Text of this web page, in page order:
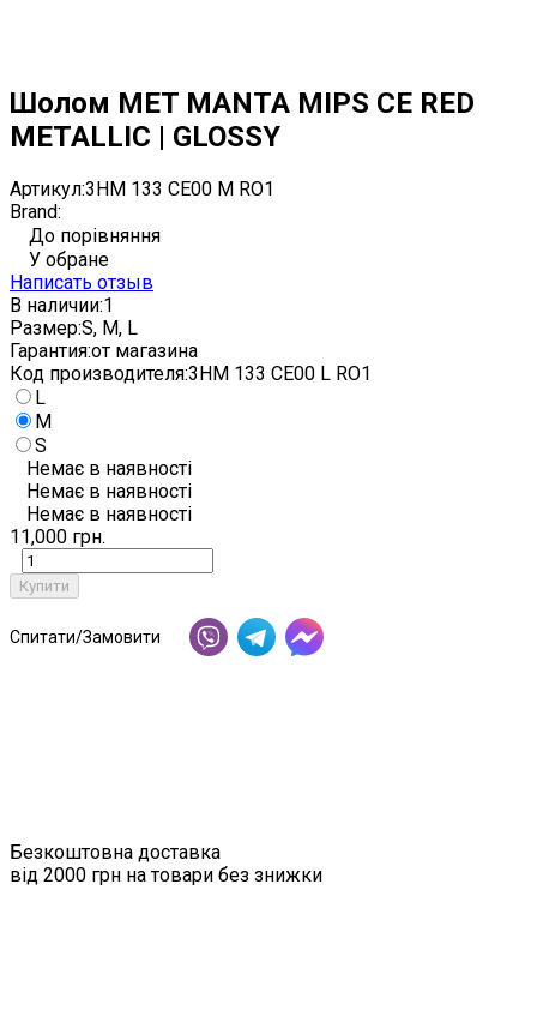
Шолом MET MANTA MIPS CE RED
METALLIC | GLOSSY
Артикул:3HM 133 CE00 M RO1
Brand:
До порівняння
У обране
Написать отзыв
В наличии:1
Размер:S, M, L
Гарантия:от магазина
Код производителя:3HM 133 CE00 L RO1
L
M
S
Немає в наявності
Немає в наявності
Немає в наявності
11,000 грн.
Купити
Спитати/Замовити
Безкоштовна доставка
від 2000 грн на товари без знижки